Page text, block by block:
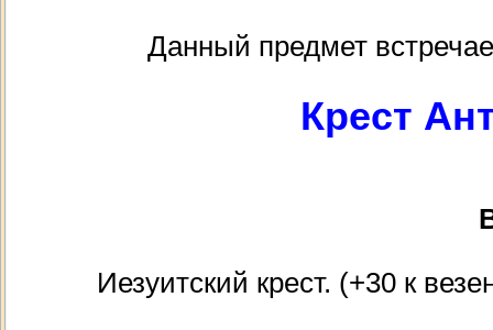
Данный предмет
Крест
Иезуитский крест. (+30 к